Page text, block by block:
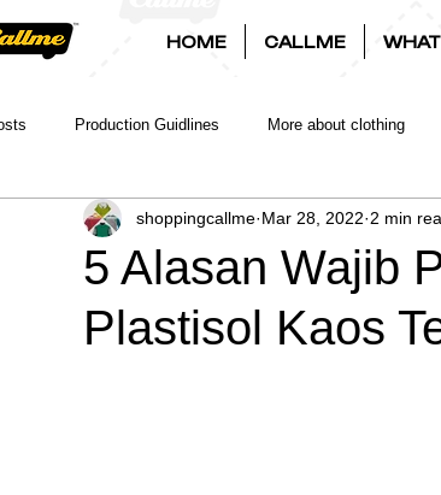
HOME CALLME
Production Guidlines More about clothing
5 Alasan Wajib
Plastisol Kaos
shoppingcallme Mar 28, 2022 2 min